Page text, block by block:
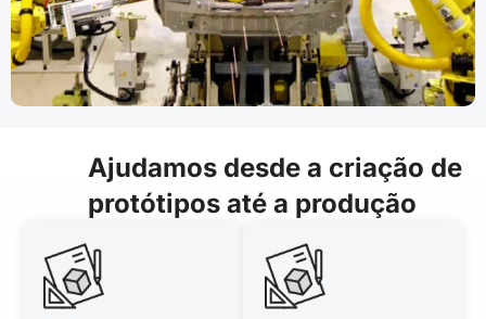
Ajudamos desde a criação de
protótipos até a produção